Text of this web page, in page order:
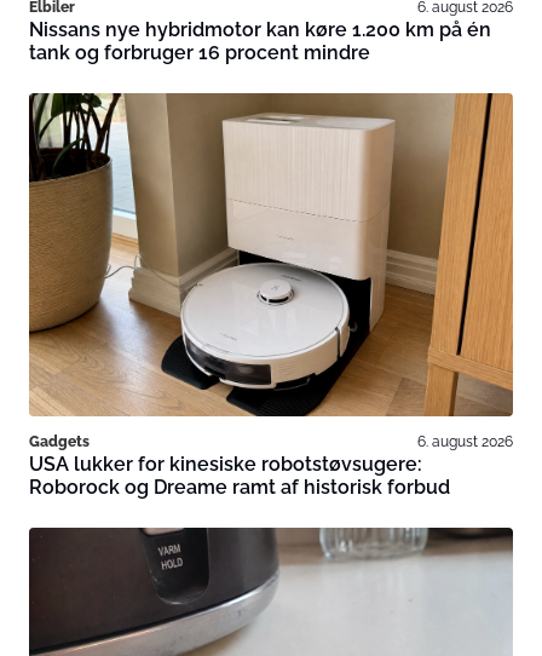
Elbiler 6. august 2026
Nissans nye hybridmotor kan køre 1.200 km på én
tank og forbruger 16 procent mindre
Gadgets 6. august 2026
USA lukker for kinesiske robotstøvsugere:
Roborock og Dreame ramt af historisk forbud